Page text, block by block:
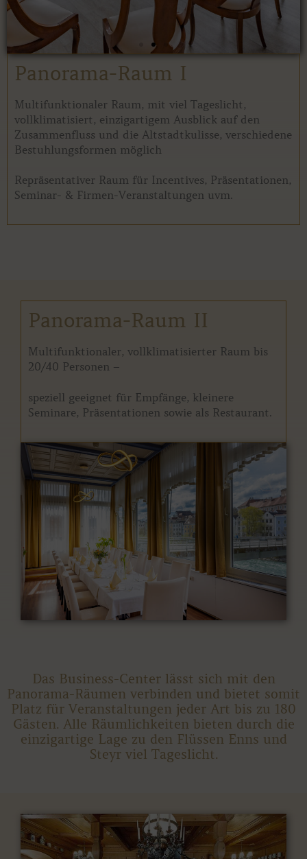
Panorama-Raum I
Multifunktionaler Raum, mit viel Tageslicht,
vollklimatisiert, einzigartigem Ausblick auf den
Zusammenfluss und die Altstadtkulisse, verschiedene
Bestuhlungsformen möglich
Repräsentativer Raum für Incentives, Präsentationen,
Seminar- & Firmen-Veranstaltungen uvm.
Panorama-Raum II
Multifunktionaler, vollklimatisierter Raum bis
20/40 Personen –
speziell geeignet für Empfänge, kleinere
Seminare, Präsentationen sowie als Restaurant.
Das Business-Center lässt sich mit den
Panorama-Räumen verbinden und bietet somit
Platz für Veranstaltungen jeder Art bis zu 180
Gästen. Alle Räumlichkeiten bieten durch die
einzigartige Lage zu den Flüssen Enns und
Steyr viel Tageslicht.